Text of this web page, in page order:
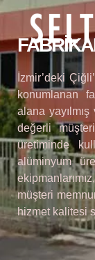
İzmir’deki
konumlanan
alana
değerli
üretiminde
alüminyum
müşteri
hizmet kalitesi